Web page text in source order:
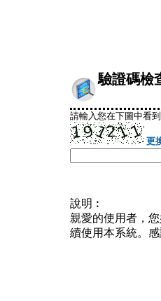
驗證碼檢
請輸入您在下圖中看
更
說明︰
親愛的使用者，
續使用本系統。感